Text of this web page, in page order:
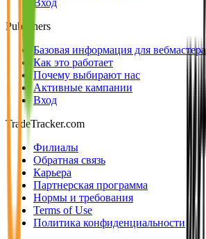
Publishers
Базовая информация для вебмастера
Как это работает
Почему выбирают нас
Активные кампании
Вход
TradeTracker.com
Филиалы
Обратная связь
Карьера
Партнерская программа
Нормы и требования
Terms of Use
Политика конфиденциальности